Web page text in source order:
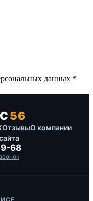
данных *
56
ОтзывыО компании
68